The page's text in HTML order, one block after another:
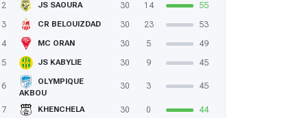
2
JS SAOURA 30 14
55
3
CR BELOUIZDAD 30 23
53
4
MC ORAN 30 5
49
5
JS KABYLIE 30 9 45
6
OLYMPIQUE
AKBOU
30 3 45
7 KHENCHELA 30 0
44